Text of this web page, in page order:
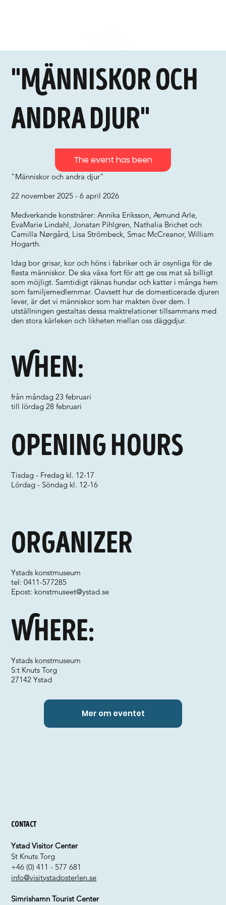
"Människor och
andra djur"
"Människor och andra djur"
22 november 2025 - 6 april 2026
Medverkande konstnärer: Annika Eriksson, Asmund Arle,
EvaMarie Lindahl, Jonatan Pihlgren, Nathalia Brichet och
Camilla Nørgård, Lisa Strömbeck, Smac McCreanor, William
Hogarth.
Idag bor grisar, kor och höns i fabriker och är osynliga för de
flesta människor. De ska växa fort för att ge oss mat så billigt
som möjligt. Samtidigt räknas hundar och katter i många hem
som familjemedlemmar. Oavsett hur de domesticerade djuren
lever, är det vi människor som har makten över dem. I
utställningen gestaltas dessa maktrelationer tillsammans med
den stora kärleken och likheten mellan oss däggdjur.
When:
från måndag 23 februari
till lördag 28 februari
Where:
Organizer
Ystads konstmuseum
tel: 0411-577285
Epost: konstmuseet@ystad.se
Ystads konstmuseum
S:t Knuts Torg
27142 Ystad
Opening hours
Tisdag - Fredag kl. 12-17
Lördag - Söndag kl. 12-16
Mer om eventet
The event has been
Contact
Ystad Visitor Center
St Knuts Torg
+46 (0) 411 - 577 681
info@visitystadosterlen.se
Simrishamn Tourist Center